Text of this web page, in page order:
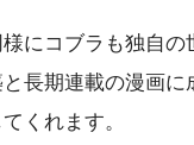
にコブラも独自
長期連載の漫画
くれます。